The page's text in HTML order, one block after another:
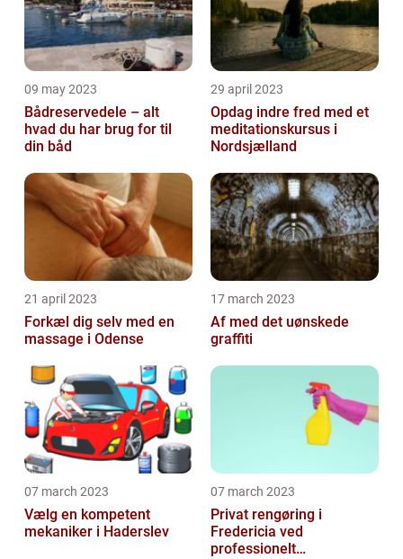
09 may 2023
Bådreservedele – alt
hvad du har brug for til
din båd
29 april 2023
Opdag indre fred med et
meditationskursus i
Nordsjælland
21 april 2023
Forkæl dig selv med en
massage i Odense
17 march 2023
Af med det uønskede
graffiti
07 march 2023
Vælg en kompetent
mekaniker i Haderslev
07 march 2023
Privat rengøring i
Fredericia ved
professionelt